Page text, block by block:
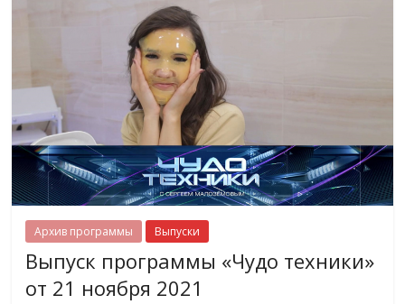
Архив программы Выпуски
Выпуск программы «Чудо техники»
от 21 ноября 2021